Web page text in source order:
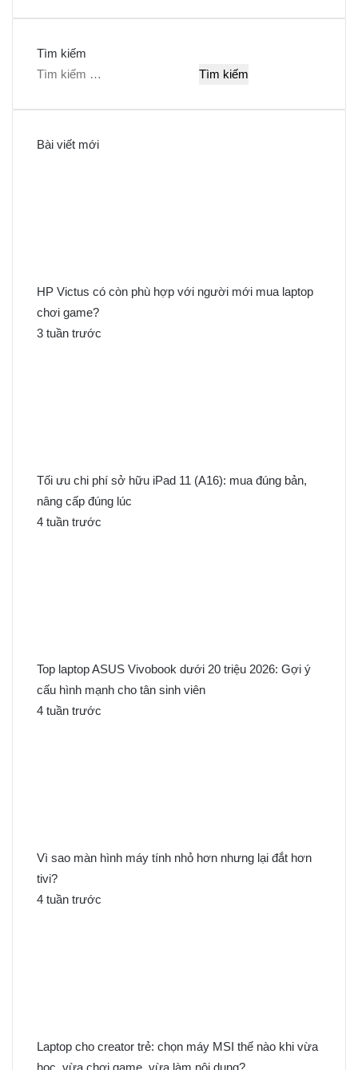
Tìm kiếm
T
Bài viết mới
HP Victus có còn phù hợp với người mới mua laptop
chơi game?
3 tuần trước
Tối ưu chi phí sở hữu iPad 11 (A16): mua đúng bản,
nâng cấp đúng lúc
4 tuần trước
Top laptop ASUS Vivobook dưới 20 triệu 2026: Gợi ý
cấu hình mạnh cho tân sinh viên
4 tuần trước
Vì sao màn hình máy tính nhỏ hơn nhưng lại đắt hơn
tivi?
4 tuần trước
Laptop cho creator trẻ: chọn máy MSI thế nào khi vừa
học, vừa chơi game, vừa làm nội dung?